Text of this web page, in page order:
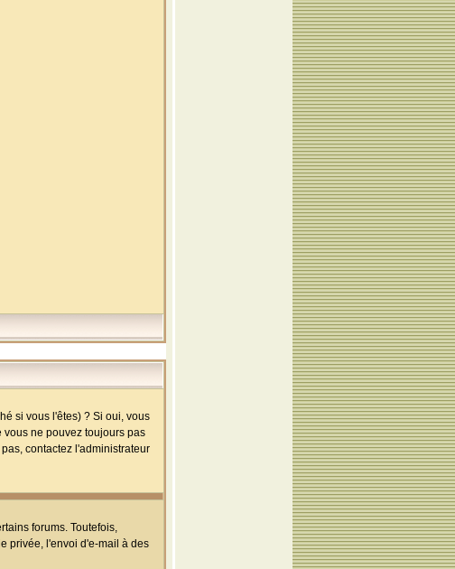
si vous l'êtes) ? Si oui, vous
vous ne pouvez toujours pas
contactez l'administrateur
forums. Toutefois,
privée, l'envoi d'e-mail à des